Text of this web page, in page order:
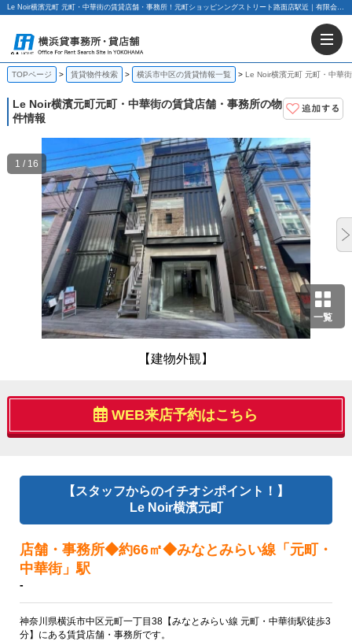
Le Noir横濱元町 元町・中華街の賃貸店舗・事務所！元町ショッピンングストリート路面店駅近｜有限会社G.Aホーム
TOPページ 賃貸物件検索 横浜市中区の賃貸情報一覧 Le Noir横濱元町 元町・中華
Le Noir横濱元町元町・中華街の賃貸店舗・事務所の物
件情報
一覧
【建物外観】
1 / 16
WEB来店予約はこちら
【スタッフからのイチオシポイント！】
Le Noir横濱元町
店舗・事務所◆約66㎡◆みなとみらい線「元町・
中華街」駅
-
神奈川県横浜市中区元町一丁目38【みなとみらい線 元町・中華街駅徒歩3
分】にある賃貸店舗・事務所です。